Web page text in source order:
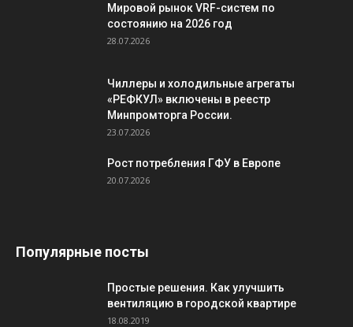
Мировой рынок VRF-систем по
состоянию на 2026 год
28.07.2026
Чиллеры и холодильные агрегаты
«РЕФКУЛ» включены в реестр
Минпромторга России.
23.07.2026
Рост потребления ГФУ в Европе
20.07.2026
Популярные посты
Простые решения. Как улучшить
вентиляцию в городской квартире
18.08.2019